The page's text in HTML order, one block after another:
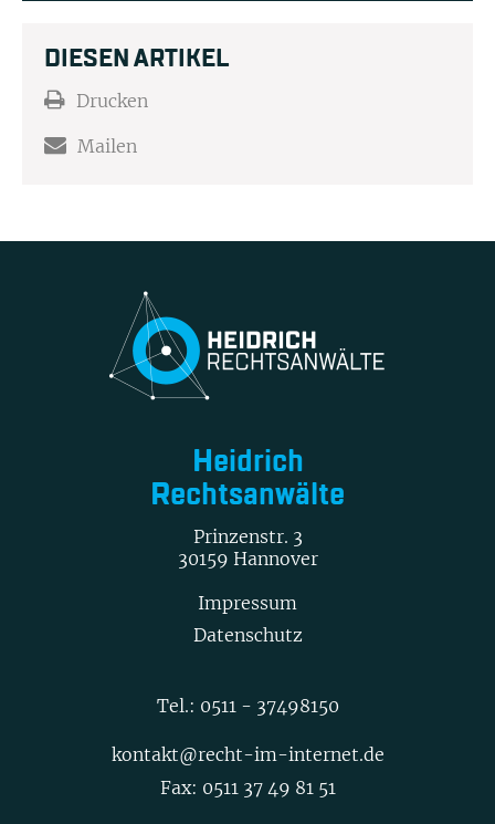
DIESEN ARTIKEL
Drucken
Mailen
Heidrich
Rechtsanwälte
Prinzenstr. 3
30159 Hannover
Impressum
Datenschutz
Tel.: 0511 - 37498150
kontakt@recht-im-internet.de
Fax: 0511 37 49 81 51